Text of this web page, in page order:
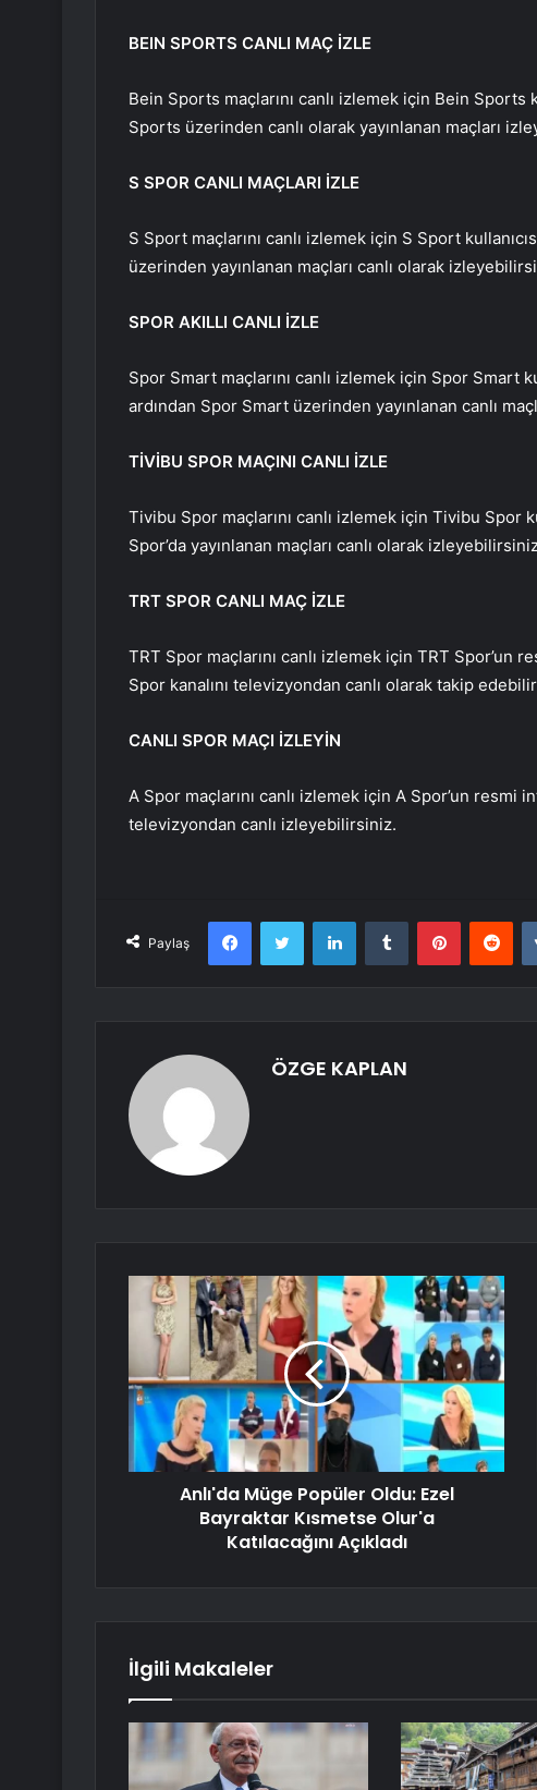
BEIN SPORTS CANLI MAÇ İZLE
Bein Sports maçlarını canlı izlemek için Bein Sports
Sports üzerinden canlı olarak yayınlanan maçları
S SPOR CANLI MAÇLARI İZLE
S Sport maçlarını canlı izlemek için S Sport
üzerinden yayınlanan maçları canlı olarak
SPOR AKILLI CANLI İZLE
Spor Smart maçlarını canlı izlemek için Spor Smart
ardından Spor Smart üzerinden yayınlanan canlı
TİVİBU SPOR MAÇINI CANLI İZLE
Tivibu Spor maçlarını canlı izlemek için Tivibu Spor
Spor’da yayınlanan maçları canlı olarak
TRT SPOR CANLI MAÇ İZLE
TRT Spor maçlarını canlı izlemek için TRT
Spor kanalını televizyondan canlı olarak takip
CANLI SPOR MAÇI İZLEYİN
A Spor maçlarını canlı izlemek için A Spor’un
televizyondan canlı izleyebilirsiniz.
Paylaş
FacebookTwitter LinkedInTumblr Pinterest
ÖZGE KAPLAN
Anlı'da Müge Popüler Oldu: Ezel
Bayraktar Kısmetse Olur'a
Katılacağını Açıkladı
İlgili Makaleler